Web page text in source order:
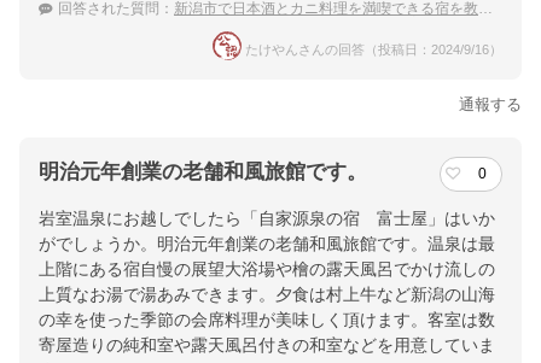
回答された質問： 新潟市で日本酒とカニ料理を満喫できる宿を教えてほしい
たけやんさんの回答（投稿日：2024/9/16）
通報する
明治元年創業の老舗和風旅館です。 0
岩室温泉にお越しでしたら「自家源泉の宿 富士屋」はいか
がでしょうか。明治元年創業の老舗和風旅館です。温泉は最
上階にある宿自慢の展望大浴場や檜の露天風呂でかけ流しの
上質なお湯で湯あみできます。夕食は村上牛など新潟の山海
の幸を使った季節の会席料理が美味しく頂けます。客室は数
寄屋造りの純和室や露天風呂付きの和室などを用意していま